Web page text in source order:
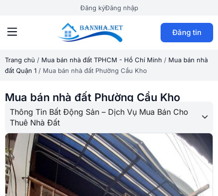
Đăng kýĐăng nhập
Đăng tin
Trang chủ / Mua bán nhà đất TPHCM - Hồ Chí Minh / Mua bán nhà
đất Quận 1 / Mua bán nhà đất Phường Cầu Kho
Mua bán nhà đất Phường Cầu Kho
Thông Tin Bất Động Sản – Dịch Vụ Mua Bán Cho
Thuê Nhà Đất